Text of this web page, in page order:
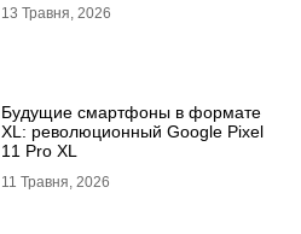
13 Травня, 2026
Будущие смартфоны в формате
XL: революционный Google Pixel
11 Pro XL
11 Травня, 2026